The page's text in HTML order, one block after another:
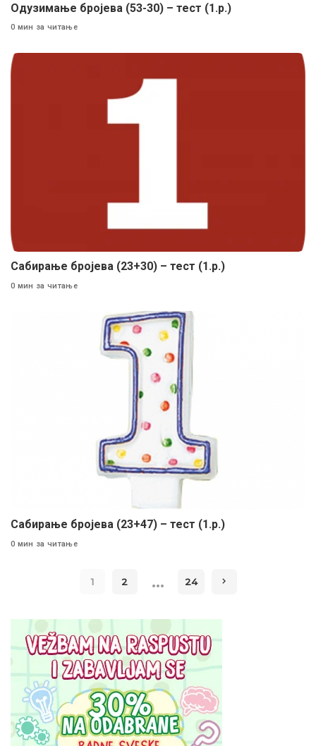
Одузимање бројева (53-30) – тест (1.р.)
0 мин за читање
Сабирање бројева (23+30) – тест (1.р.)
0 мин за читање
Сабирање бројева (23+47) – тест (1.р.)
0 мин за читање
1 2 … 24